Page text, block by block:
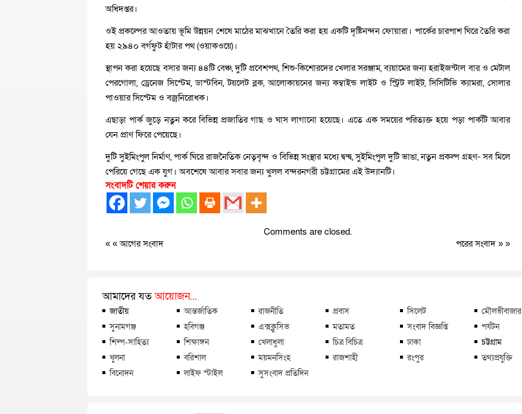
অধিদপ্তর।
ওই প্রকল্পের আওতায় ভূমি উন্নয়ন শেষে মাঠের মাঝখানে তৈরি করা হয় একটি দৃষ্টিনন্দন ফোয়ারা। পার্কের চারপাশ ঘিরে তৈরি করা
হয় ২৯৪০ বর্গফুট হাঁটার পথ (ওয়াকওয়ে)।
স্থাপন করা হয়েছে বসার জন্য ৪৪টি বেঞ্চ, দুটি প্রবেশপথ, শিশু-কিশোরদের খেলার সরঞ্জাম, ব্যয়ামের জন্য হরাইজন্টাল বার ও মেটাল
পেরগোলা, ড্রেনেজ সিস্টেম, ডাস্টবিন, টয়লেট ব্লক, আলোকায়নের জন্য কম্বাইন্ড লাইট ও স্ট্রিট লাইট, সিসিটিভি ক্যামরা, সোলার
পাওয়ার সিস্টেম ও বজ্রনিরোধক।
এছাড়া পার্ক জুড়ে নতুন করে বিভিন্ন প্রজাতির গাছ ও ঘাস লাগানো হয়েছে। এতে এক সময়ের পরিত্যক্ত হয়ে পড়া পার্কটি আবার
যেন প্রাণ ফিরে পেয়েছে।
দুটি সুইমিংপুল নির্মাণ, পার্ক ঘিরে রাজনৈতিক নেতৃবৃন্দ ও বিভিন্ন সংস্থার মধ্যে দ্বন্দ্ব, সুইমিংপুল দুটি ভাঙা, নতুন প্রকল্প গ্রহণ- সব মিলে
পেরিয়ে গেছে এক যুগ। অবশেষে আবার সবার জন্য খুলল বন্দরনগরী চট্টগ্রামের এই উদ্যানটি।
সংবাদটি শেয়ার করুন
Comments are closed.
« «আগের সংবাদ পরের সংবাদ » »
আমাদের যতআয়োজন...
জাতীয় আন্তর্জাতিক রাজনীতি প্রবাস সিলেট
মৌলভীবাজার
সুনামগঞ্জ
হবিগঞ্জ এক্সক্লুসিভ মতামত সংবাদ বিজ্ঞপ্তি
পর্যটন
শিল্প-সাহিত্য
শিক্ষাঙ্গন খেলাধুলা চিত্র বিচিত্র ঢাকা
চট্টগ্রাম
খুলনা
বরিশাল ময়মনসিংহ রাজশাহী রংপুর
তথ্যপ্রযুক্তি
বিনোদন
লাইফ স্টাইল সুসংবাদ প্রতিদিন